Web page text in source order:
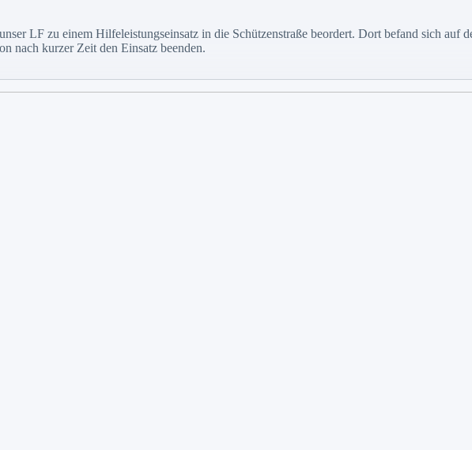
LF zu einem Hilfeleistungseinsatz in die Schützenstraße beordert. Dort befand sich auf
nach kurzer Zeit den Einsatz beenden.